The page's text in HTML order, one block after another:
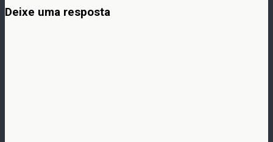
Deixe uma resposta